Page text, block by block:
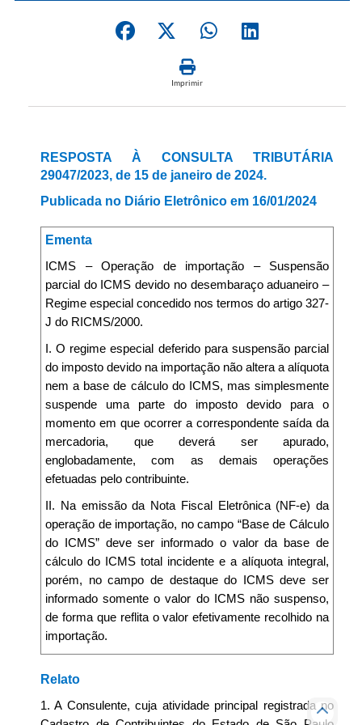
Imprimir
RESPOSTA À CONSULTA TRIBUTÁRIA
29047/2023, de 15 de janeiro de 2024.
Publicada no Diário Eletrônico em 16/01/2024
Ementa
ICMS – Operação de importação – Suspensão
parcial do ICMS devido no desembaraço aduaneiro –
Regime especial concedido nos termos do artigo 327-
J do RICMS/2000.
I. O regime especial deferido para suspensão parcial
do imposto devido na importação não altera a alíquota
nem a base de cálculo do ICMS, mas simplesmente
suspende uma parte do imposto devido para o
momento em que ocorrer a correspondente saída da
mercadoria, que deverá ser apurado,
englobadamente, com as demais operações
efetuadas pelo contribuinte.
II. Na emissão da Nota Fiscal Eletrônica (NF-e) da
operação de importação, no campo “Base de Cálculo
do ICMS” deve ser informado o valor da base de
cálculo do ICMS total incidente e a alíquota integral,
porém, no campo de destaque do ICMS deve ser
informado somente o valor do ICMS não suspenso,
de forma que reflita o valor efetivamente recolhido na
importação.
Relato
1. A Consulente, cuja atividade principal registrada no